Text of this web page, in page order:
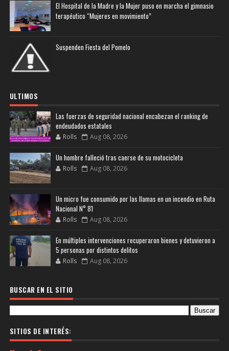
El Hospital de la Madre y la Mujer puso en marcha el gimnasio
terapéutico “Mujeres en movimiento”
Suspenden Fiesta del Pomelo
ULTIMOS
Las fuerzas de seguridad nacional encabezan el ranking de
endeudados estatales
Rolls Aug 08, 2026
Un hombre falleció tras caerse de su motocicleta
Rolls Aug 08, 2026
Un micro fue consumido por las llamas en un incendio en Ruta
Nacional N° 81
Rolls Aug 08, 2026
En múltiples intervenciones recuperaron bienes y detuvieron a
5 personas por distintos delitos
Rolls Aug 08, 2026
BUSCAR EN EL SITIO
SITIOS DE INTERÉS: